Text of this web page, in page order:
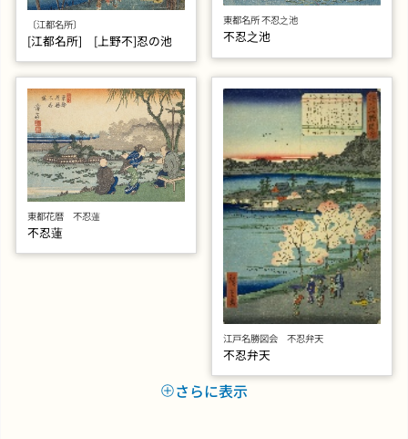
〔江都名所〕
[江都名所] [上野不]忍の池
東都名所 不忍之池
不忍之池
東都花暦 不忍蓮
不忍蓮
江戸名勝図会 不忍弁天
不忍弁天
さらに表示